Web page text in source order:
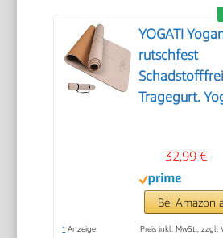
YOGATI
rutschfest
Tragegurt.
Ideal
Sportmatte,
Fitnessmatte,
32,99 €
Bei Amazon
* Anzeige Preis inkl. MwSt., zzgl.